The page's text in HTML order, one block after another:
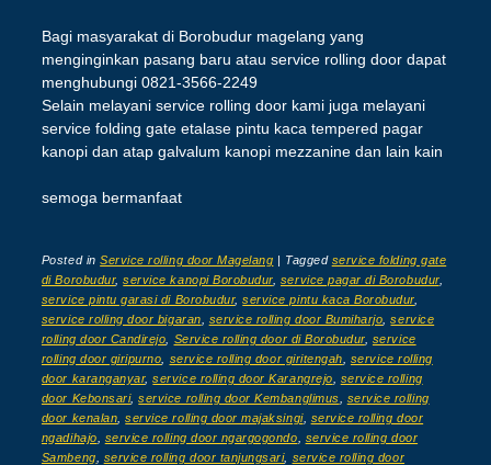
Bagi masyarakat di Borobudur magelang yang
menginginkan pasang baru atau service rolling door dapat
menghubungi 0821-3566-2249
Selain melayani service rolling door kami juga melayani
service folding gate etalase pintu kaca tempered pagar
kanopi dan atap galvalum kanopi mezzanine dan lain kain
semoga bermanfaat
Posted inService rolling door Magelang | Tagged service folding gate
di Borobudur,service kanopi Borobudur, service pagar di Borobudur,
service pintu garasi di Borobudur,service pintu kaca Borobudur
service rolling door bigaran
service rolling door Bumiharjo ,service
rolling door Candirejo
Service rolling door di Borobudur, service
rolling door giripurno
service rolling door giritengah
service rolling
door karanganyar,service rolling door Karangrejo
service rolling
door Kebonsari,service rolling door Kembanglimus
service rolling
door kenalan ,service rolling door majaksingi, service rolling door
ngadihajo
service rolling door ngargogondo
service rolling door
Sambeng
service rolling door tanjungsari, service rolling door